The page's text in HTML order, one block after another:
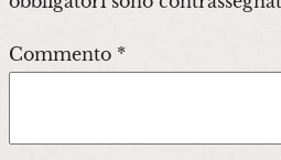
Commento *